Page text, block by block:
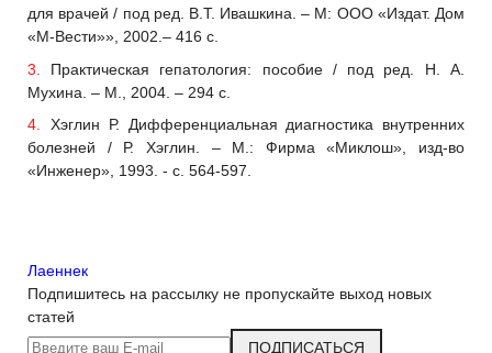
для врачей / под ред. В.Т. Ивашкина. – М: ООО «Издат. Дом
«М-Вести»», 2002.– 416 с.
Практическая гепатология: пособие / под ред. Н. А.
Мухина. – М., 2004. – 294 с.
Хэглин Р. Дифференциальная диагностика внутренних
болезней / Р. Хэглин. – М.: Фирма «Миклош», изд-во
«Инженер», 1993. - с. 564-597.
Лаеннек
Подпишитесь на рассылку не пропускайте выход новых
статей
ПОДПИСАТЬСЯ